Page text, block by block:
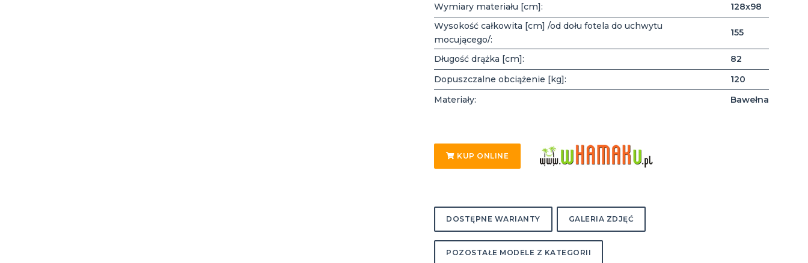
Wymiary materiału [cm]:
128x98
Wysokość całkowita [cm] /od dołu fotela do uchwytu
mocującego/:
155
Długość drążka [cm]:
82
Dopuszczalne obciążenie [kg]:
120
Materiały:
Bawełna
KUP ONLINE
DOSTĘPNE WARIANTY GALERIA ZDJĘĆ
POZOSTAŁE MODELE Z KATEGORII